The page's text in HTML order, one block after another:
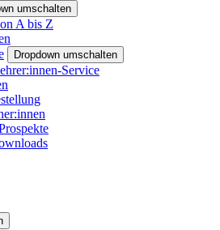
umschalten
A bis Z
Dropdown umschalten
Service